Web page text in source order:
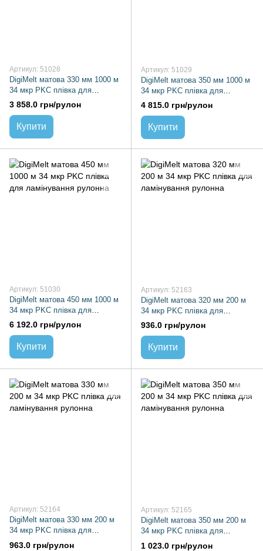
Артикул: 51028
DigiMelt матова 330 мм 1000 м
34 мкр PKC плівка для
ламінування рулонна
3 858.0 грн/рулон
Купити
Артикул: 51029
DigiMelt матова 350 мм 1000 м
34 мкр PKC плівка для
ламінування рулонна
4 815.0 грн/рулон
Купити
Артикул: 51030
DigiMelt матова 450 мм 1000 м
34 мкр PKC плівка для
ламінування рулонна
6 192.0 грн/рулон
Купити
Артикул: 52163
DigiMelt матова 320 мм 200 м
34 мкр PKC плівка для
ламінування рулонна
936.0 грн/рулон
Купити
Артикул: 52164
DigiMelt матова 330 мм 200 м
34 мкр PKC плівка для
ламінування рулонна
963.0 грн/рулон
Артикул: 52165
DigiMelt матова 350 мм 200 м
34 мкр PKC плівка для
ламінування рулонна
1 023.0 грн/рулон